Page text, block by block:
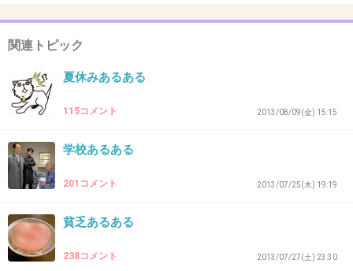
ジェットコースターで落ちる時に両手を上げ
37. 匿名 2013/11/26(火) 21:56:15
身長足りなくて乗れない子をみると仕方ないん
だけど、悲しい気持ちになる(;＿q)楽しみにし
てただろうなと思うと…
-2
関連トピック
夏休みあるある
115コメント 2013/08/09(金) 15:15
学校あるある
201コメント 2013/07/25(木) 19:19
貧乏あるある
238コメント 2013/07/27(土) 23:30